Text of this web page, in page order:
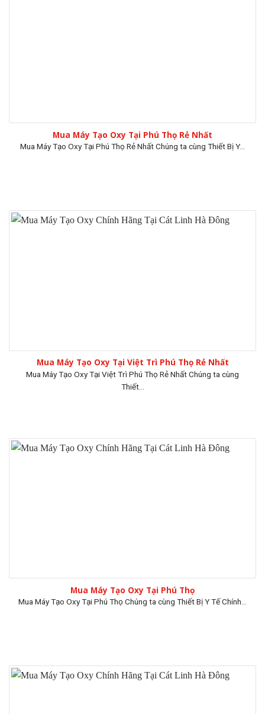
Mua Máy Tạo Oxy Tại Phú Thọ Rẻ Nhất
Mua Máy Tạo Oxy Tại Phú Thọ Rẻ Nhất Chúng ta cùng Thiết Bị Y...
Mua Máy Tạo Oxy Tại Việt Trì Phú Thọ Rẻ Nhất
Mua Máy Tạo Oxy Tại Việt Trì Phú Thọ Rẻ Nhất Chúng ta cùng
Thiết...
Mua Máy Tạo Oxy Tại Phú Thọ
Mua Máy Tạo Oxy Tại Phú Thọ Chúng ta cùng Thiết Bị Y Tế Chính...